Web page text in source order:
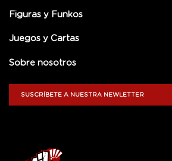
Figuras y Funkos
Juegos y Cartas
Sobre nosotros
SUSCRÍBETE A NUESTRA NEWLETTER